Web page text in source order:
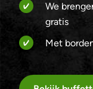
We
gratis
Met